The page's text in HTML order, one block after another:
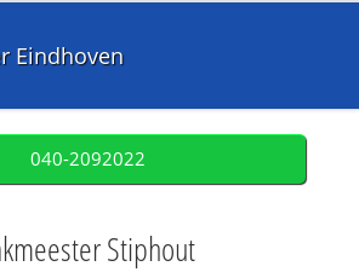
Eindhoven
040-2092022
Stiphout